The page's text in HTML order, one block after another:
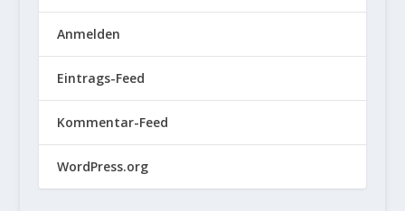
Anmelden
Eintrags-Feed
Kommentar-Feed
WordPress.org